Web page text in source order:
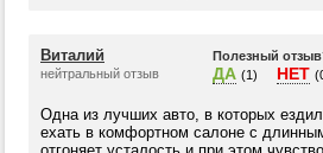
Виталий
нейтральный отзыв
Полезный
ДА (1) НЕТ
Одна из лучших авто, в которых
ехать в комфортном салоне с